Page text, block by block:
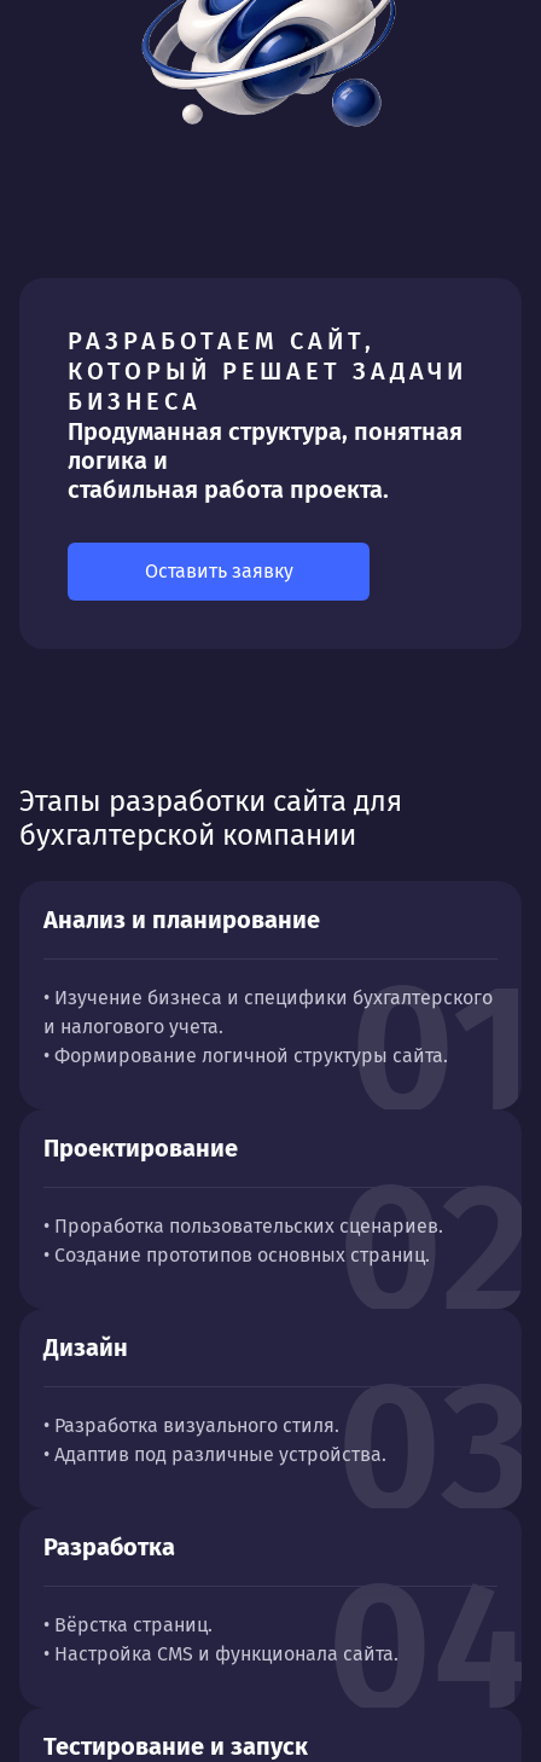
РАЗРАБОТАЕМ САЙТ,
КОТОРЫЙ РЕШАЕТ ЗАДАЧИ
БИЗНЕСА
Продуманная структура, понятная
логика и
стабильная работа проекта.
Оставить заявку
Этапы разработки сайта для
бухгалтерской компании
01
Анализ и планирование
• Изучение бизнеса и специфики бухгалтерского
и налогового учета.
• Формирование логичной структуры сайта.
02
Проектирование
• Проработка пользовательских сценариев.
• Создание прототипов основных страниц.
03
Дизайн
• Разработка визуального стиля.
• Адаптив под различные устройства.
04
Разработка
• Вёрстка страниц.
• Настройка CMS и функционала сайта.
Тестирование и запуск